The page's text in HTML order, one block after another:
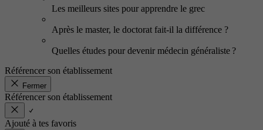
Les meilleurs sites pour apprendre le grec
Après le master, le doctorat fait-il la différence ?
Quelles études pour devenir médecin généraliste ?
Référencer son établissement
Fermer
Référencer son établissement
Ajouté à tes favoris